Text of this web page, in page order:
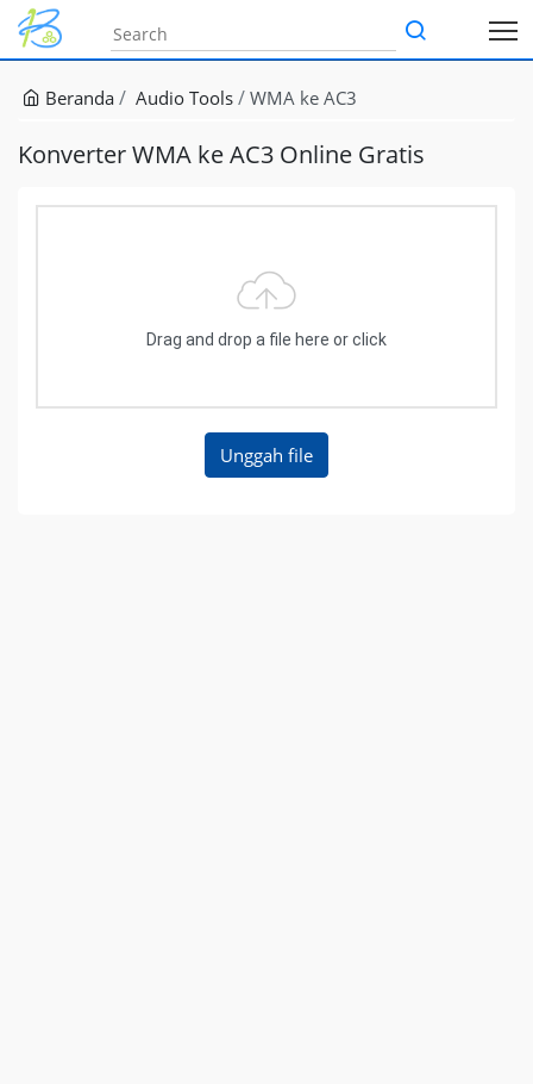
Beranda Audio Tools WMA ke AC3
Konverter WMA ke AC3 Online Gratis
Drag and drop a file here or click